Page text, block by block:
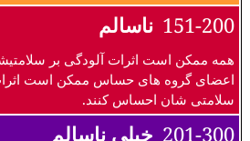
151-200 ناسالم
همه ممکن است اثرات آلودگی بر
اعضای گروه های حساس ممکن است
سلامتی شان احساس کنند.
201-300 خیلی ناسالم